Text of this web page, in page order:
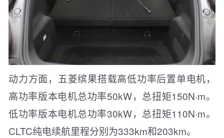
动力方面，五菱缤果搭载高低功率后置单电机，
高功率版本电机总功率50kW，总扭矩150N·m。
低功率版本电机总功率30kW，总扭矩110N·m。
CLTC纯电续航里程分别为333km和203km。